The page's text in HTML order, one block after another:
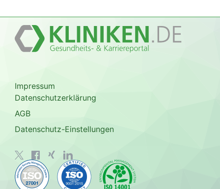
Impressum
Datenschutzerklärung
AGB
Datenschutz-Einstellungen